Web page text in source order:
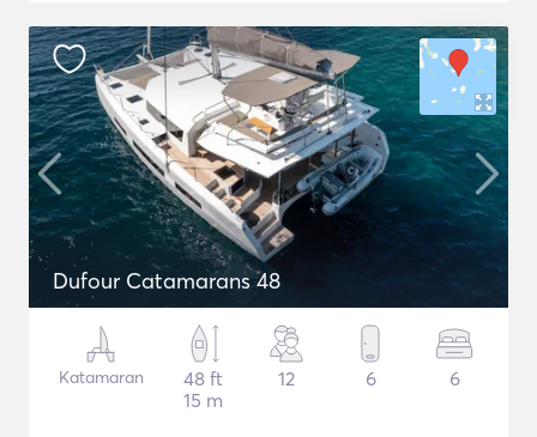
Dufour Catamarans 48
Katamaran
48 ft
15 m
12 6 6